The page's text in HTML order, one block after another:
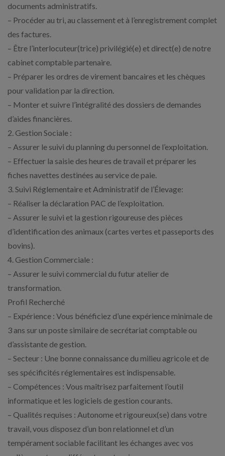
documents administratifs.
– Procéder au tri, au classement et à l’enregistrement complet
des factures.
– Être l’interlocuteur(trice) privilégié(e) et direct(e) de notre
cabinet comptable partenaire.
– Préparer les ordres de virement bancaires et les chèques
pour validation par la direction.
– Monter et suivre l’intégralité des dossiers de demandes
d’aides financières.
2. Gestion Sociale :
– Assurer le suivi du planning du personnel de l’exploitation.
– Effectuer la saisie des heures de travail et préparer les
fiches navettes destinées au service de paie.
3. Suivi Réglementaire et Administratif de l’Élevage:
– Réaliser la déclaration PAC de l’exploitation.
– Assurer le suivi et la gestion rigoureuse des pièces
d’identification des animaux (cartes vertes et passeports des
bovins).
4. Gestion Commerciale :
– Assurer le suivi commercial du futur atelier de
transformation.
Profil Recherché
– Expérience : Vous bénéficiez d’une expérience minimale de
3 ans sur un poste similaire de secrétariat comptable ou
d’assistante de gestion.
– Secteur : Une bonne connaissance du milieu agricole et de
ses spécificités réglementaires est indispensable.
– Compétences : Vous maîtrisez parfaitement l’outil
informatique et les logiciels de gestion courants.
– Qualités requises : Autonome et rigoureux(se) dans votre
travail, vous disposez d’un bon relationnel et d’un
tempérament sociable facilitant les échanges avec vos